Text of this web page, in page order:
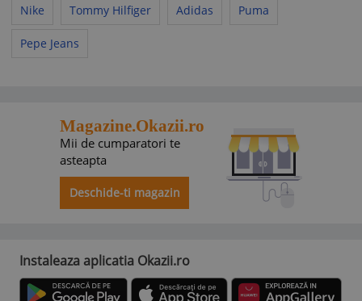
Nike
Tommy Hilfiger Adidas Puma
Pepe Jeans
Magazine.Okazii.ro
Mii de cumparatori te
asteapta
Deschide-ti magazin
Instaleaza aplicatia Okazii.ro